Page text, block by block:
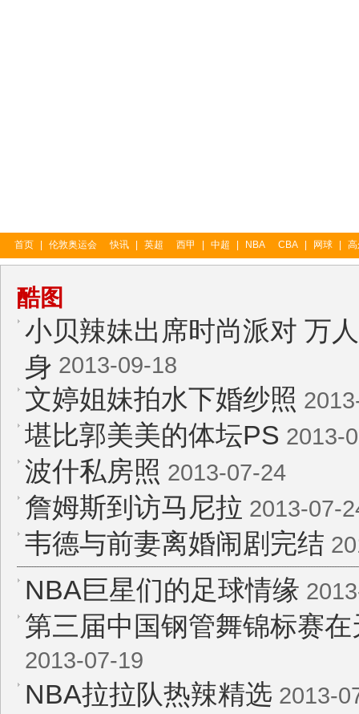
首页 伦敦奥运会 快讯 英超 西甲 中超 NBA CBA 网球
酷图
小贝辣妹出席时尚派对 万
身 2013-09-18
文婷姐妹拍水下婚纱照
堪比郭美美的体坛PS 2013-
波什私房照 2013-07-24
詹姆斯到访马尼拉 2013-07-
韦德与前妻离婚闹剧完结
NBA巨星们的足球情缘
第三届中国钢管舞锦标赛
2013-07-19
NBA拉拉队热辣精选 2013-